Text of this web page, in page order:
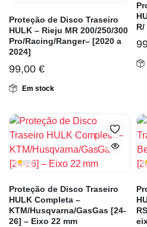
Proteção de Disco Traseiro
HULK – Rieju MR 200/250/300
Pro/Racing/Ranger– [2020 a
2024]
99,00 €
Em stock
R/
Proteção de Disco Traseiro
HULK Completa –
KTM/Husqvarna/GasGas [24-
26] – Eixo 22 mm